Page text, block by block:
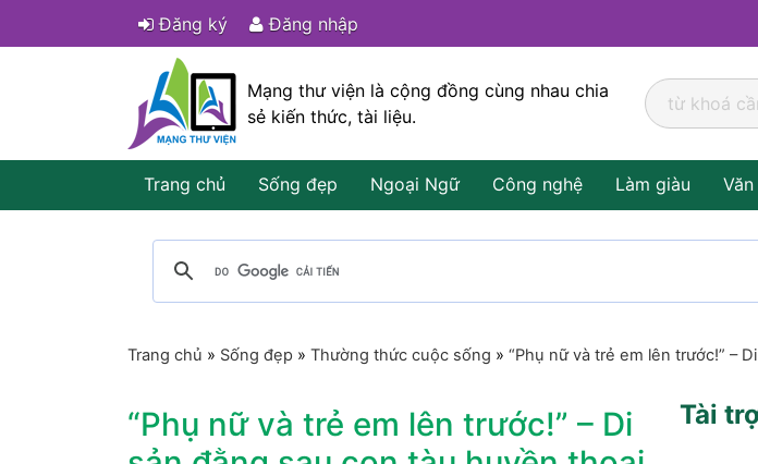
Đăng ký Đăng nhập
Mạng thư viện là cộng đồng cùng nhau chia
sẻ kiến thức, tài liệu.
Trang chủ Sống đẹp Ngoại Ngữ Công nghệ Làm giàu
Trang chủ » Sống đẹp » Thường thức cuộc sống » “Phụ nữ và trẻ em lên trước!” –
“Phụ nữ và trẻ em lên trước!” – Di
Tài